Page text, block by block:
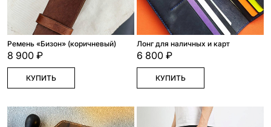
Ремень «Бизон» (коричневый)
8 900 ₽
КУПИТЬ
Лонг для наличных и карт
6 800 ₽
КУПИТЬ